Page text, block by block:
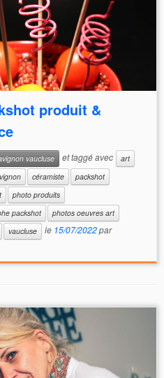
produit &
vaucluse et taggé avec
art
céramiste
packshot
photo produits
packshot
photos oeuvres art
vaucluse le 15/07/2022par